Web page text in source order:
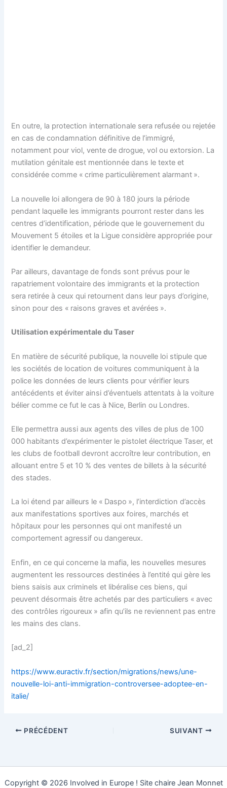
En outre, la protection internationale sera refusée ou rejetée
en cas de condamnation définitive de l’immigré,
notamment pour viol, vente de drogue, vol ou extorsion. La
mutilation génitale est mentionnée dans le texte et
considérée comme « crime particulièrement alarmant ».
La nouvelle loi allongera de 90 à 180 jours la période
pendant laquelle les immigrants pourront rester dans les
centres d’identification, période que le gouvernement du
Mouvement 5 étoiles et la Ligue considère appropriée pour
identifier le demandeur.
Par ailleurs, davantage de fonds sont prévus pour le
rapatriement volontaire des immigrants et la protection
sera retirée à ceux qui retournent dans leur pays d’origine,
sinon pour des « raisons graves et avérées ».
Utilisation expérimentale du Taser
En matière de sécurité publique, la nouvelle loi stipule que
les sociétés de location de voitures communiquent à la
police les données de leurs clients pour vérifier leurs
antécédents et éviter ainsi d’éventuels attentats à la voiture
bélier comme ce fut le cas à Nice, Berlin ou Londres.
Elle permettra aussi aux agents des villes de plus de 100
000 habitants d’expérimenter le pistolet électrique Taser, et
les clubs de football devront accroître leur contribution, en
allouant entre 5 et 10 % des ventes de billets à la sécurité
des stades.
La loi étend par ailleurs le « Daspo », l’interdiction d’accès
aux manifestations sportives aux foires, marchés et
hôpitaux pour les personnes qui ont manifesté un
comportement agressif ou dangereux.
Enfin, en ce qui concerne la mafia, les nouvelles mesures
augmentent les ressources destinées à l’entité qui gère les
biens saisis aux criminels et libéralise ces biens, qui
peuvent désormais être achetés par des particuliers « avec
des contrôles rigoureux » afin qu’ils ne reviennent pas entre
les mains des clans.
[ad_2]
https://www.euractiv.fr/section/migrations/news/une-
nouvelle-loi-anti-immigration-controversee-adoptee-en-
italie/
PRÉCÉDENT SUIVANT
Copyright © 2026 Involved in Europe ! Site chaire Jean Monnet